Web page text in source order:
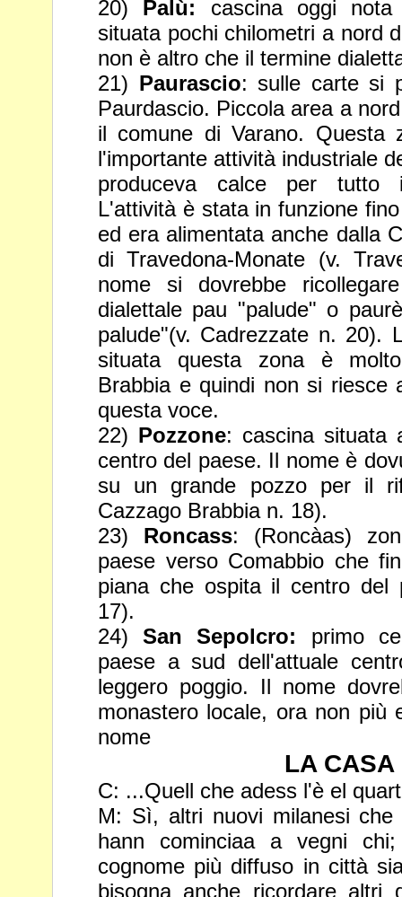
20) Palù: cascina oggi nota
situata pochi chilometri a nord
non è altro che il termine
21) Paurascio: sulle carte si
Paurdascio. Piccola area a
il comune di Varano. Questa
l'importante attività industriale
produceva calce per tutto
L'attività è stata infunzione
ed era alimentata anche dalla
diTravedona-Monate (v.
nome si dovrebbe
dialettale pau "palude" o
palude"(v. Cadrezzate n. 20).
situata questa zona è
Brabbia e quindi non si riesce
questa voce.
22) Pozzone: cascina situata
centro del paese. Il nome è
su un grande pozzo per il
Cazzago Brabbia n. 18).
23) Roncass: (Roncàas)
paese verso Comabbio che
piana che ospita il centro del
17).
24)San Sepolcro: primo
paese a sud dell'attuale
leggero poggio. Il nome
monastero locale, ora non più
nome
LA CASA
C: ...Quell che adess l'è el
M: Sì, altri nuovi milanesi
hann cominciaa a vegni
cognome più diffuso in città
bisogna anche ricordare